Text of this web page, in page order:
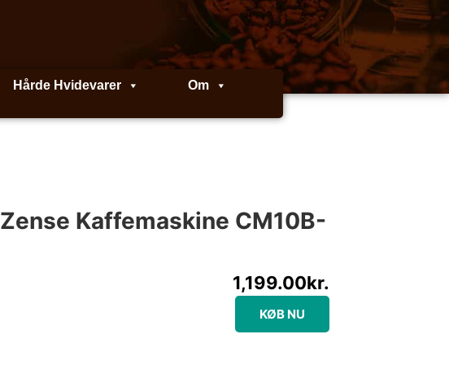
Hårde Hvidevarer Om
Kaffemaskine CM10B-
1,199.00kr.
KØB NU